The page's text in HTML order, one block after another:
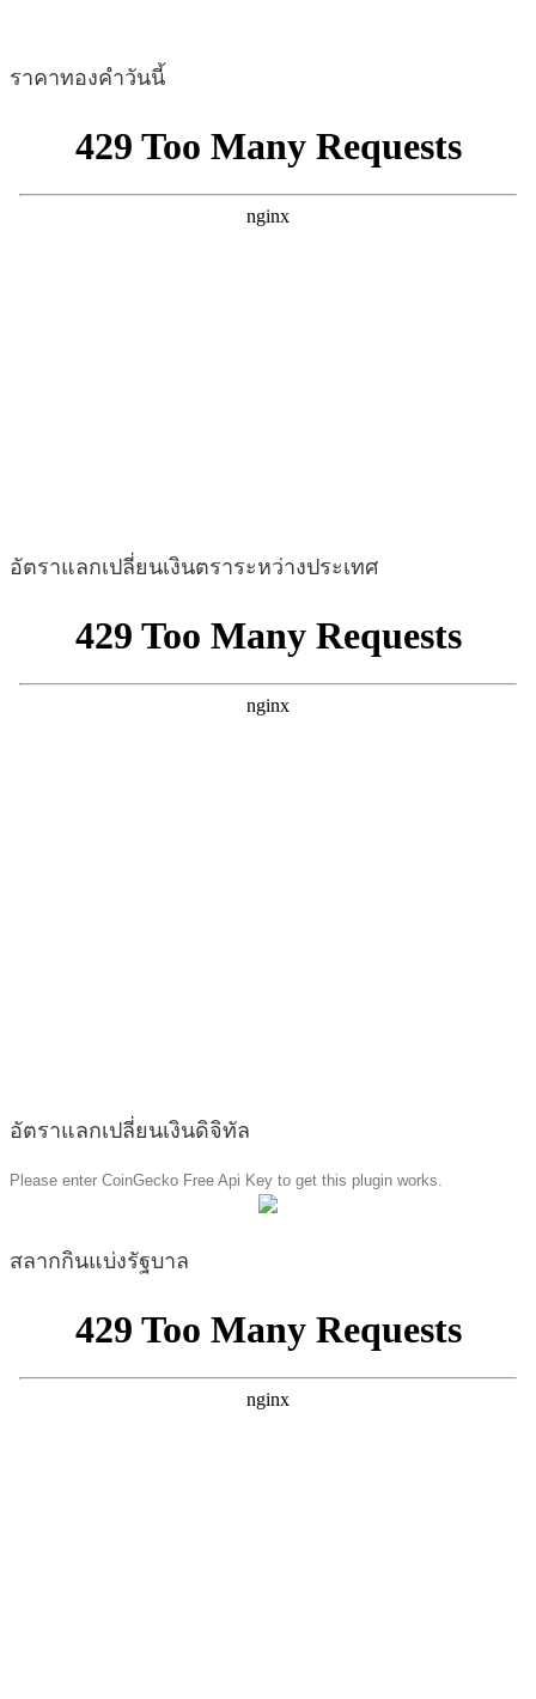
ราคาทองคำวันนี้
อัตราแลกเปลี่ยนเงินตราระหว่างประเทศ
อัตราแลกเปลี่ยนเงินดิจิทัล
Please enter CoinGecko Free Api Key to get this plugin works.
สลากกินแบ่งรัฐบาล